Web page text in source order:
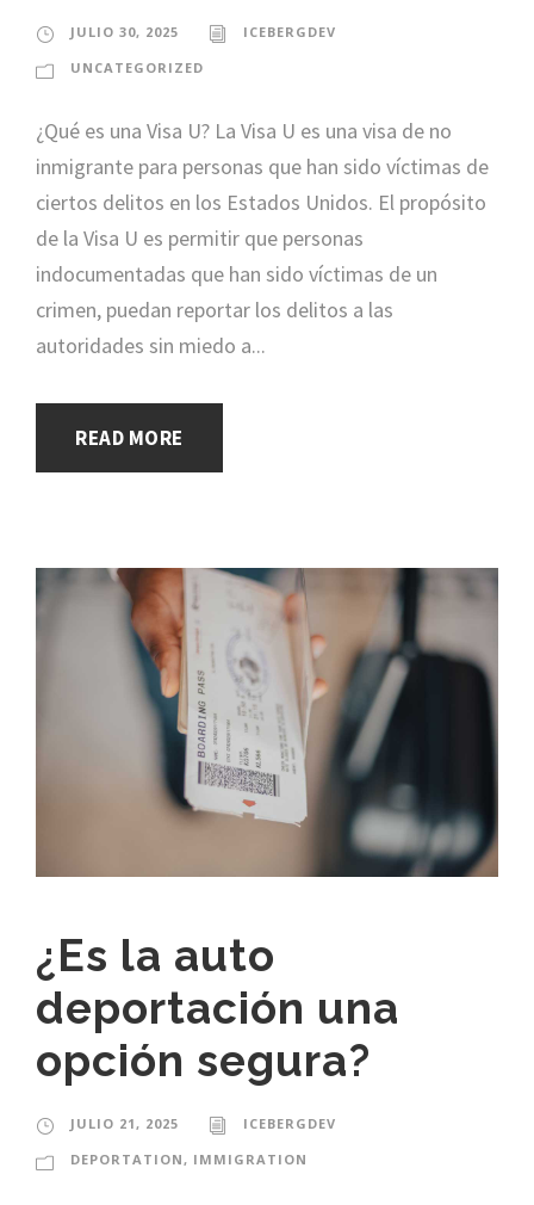
JULIO 30, 2025
ICEBERGDEV
UNCATEGORIZED
¿Qué es una Visa U? La Visa U es una visa de no
inmigrante para personas que han sido víctimas de
ciertos delitos en los Estados Unidos. El propósito
de la Visa U es permitir que personas
indocumentadas que han sido víctimas de un
crimen, puedan reportar los delitos a las
autoridades sin miedo a...
READ MORE
¿Es la auto
deportación una
opción segura?
JULIO 21, 2025
ICEBERGDEV
DEPORTATION, IMMIGRATION